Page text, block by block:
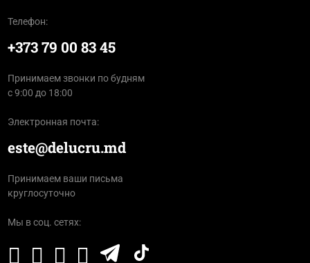
Телефон:
+373 79 00 83 45
Принимаем звонки по будням
с 9:00 до 18:00
Электронная почта:
este@delucru.md
Принимаем ваши письма
круглосуточно
Мы в соц. сетях: